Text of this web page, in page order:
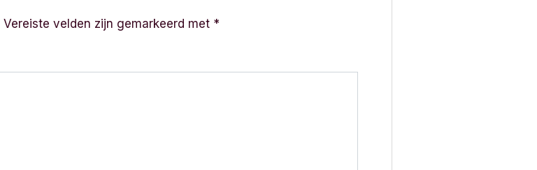
Vereiste velden zijn gemarkeerd met *